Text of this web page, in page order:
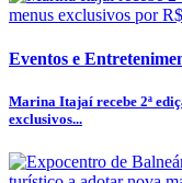
Eventos e
Marina Itajaí recebe 2ª
exclusivos...